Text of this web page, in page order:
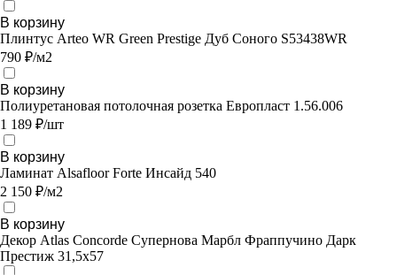
В корзину
Плинтус Arteo WR Green Prestige Дуб Соного S53438WR
790 ₽/м2
В корзину
Полиуретановая потолочная розетка Европласт 1.56.006
1 189 ₽/шт
В корзину
Ламинат Alsafloor Forte Инсайд 540
2 150 ₽/м2
В корзину
Декор Atlas Concorde Супернова Марбл Фраппучино Дарк
Престиж 31,5х57